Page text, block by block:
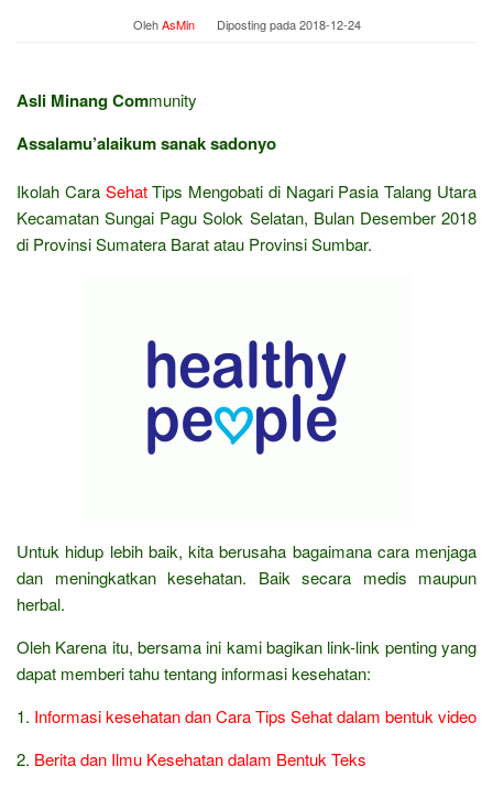
OlehAsMin Diposting pada2018-12-24
Asli Minang Community
Assalamu’alaikum sanak sadonyo
Ikolah Cara SehatTips Mengobati di Nagari Pasia Talang Utara
Kecamatan Sungai Pagu Solok Selatan, Bulan Desember 2018
di Provinsi Sumatera Barat atau Provinsi Sumbar.
Untuk hidup lebih baik, kita berusaha bagaimana cara menjaga
dan meningkatkan kesehatan. Baik secara medis maupun
herbal.
Oleh Karena itu, bersama ini kami bagikan link-link penting yang
dapat memberi tahu tentang informasi kesehatan:
1. Informasi kesehatan dan Cara Tips Sehat dalam bentuk video
2. Berita dan Ilmu Kesehatan dalam Bentuk Teks